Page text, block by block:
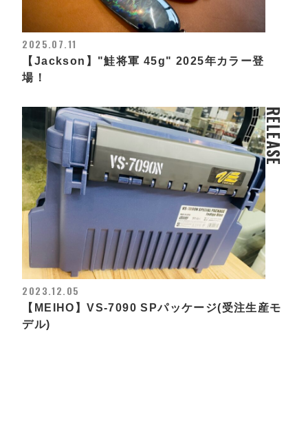
2025.07.11
【Jackson】"鮭将軍 45g" 2025年カラー登
場！
RELEASE
2023.12.05
【MEIHO】VS-7090 SPパッケージ(受注生産モ
デル)